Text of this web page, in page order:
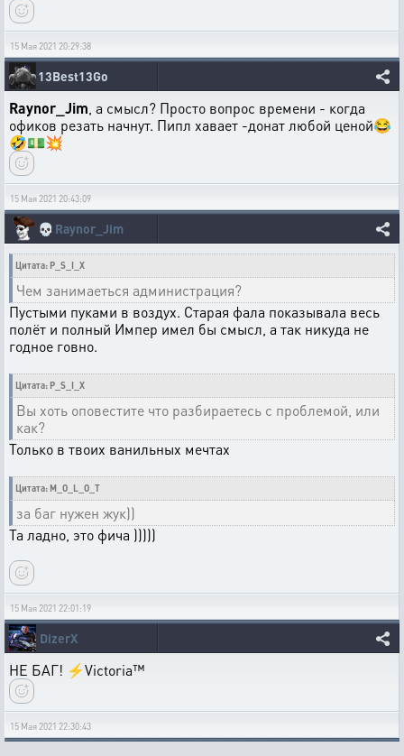
15 Мая 2021 20:29:38
13Best13Go
Raynor_Jim , а смысл? Просто вопрос времени - когда
офиков резать начнут. Пипл хавает -донат любой ценой😂
🤣💵💥
15 Мая 2021 20:43:09
💀 Raynor_Jim
Цитата: P_S_I_X
Чем занимаеться администрация?
Пустыми пуками в воздух. Старая фала показывала весь
полёт и полный Импер имел бы смысл, а так никуда не
годное говно.
Цитата: P_S_I_X
Вы хоть оповестите что разбираетесь с проблемой, или
как?
Только в твоих ванильных мечтах
Цитата: M_O_L_O_T
за баг нужен жук))
Та ладно, это фича )))))
15 Мая 2021 22:01:19
DizerX
НЕ БАГ! ⚡Victoria™
15 Мая 2021 22:30:43